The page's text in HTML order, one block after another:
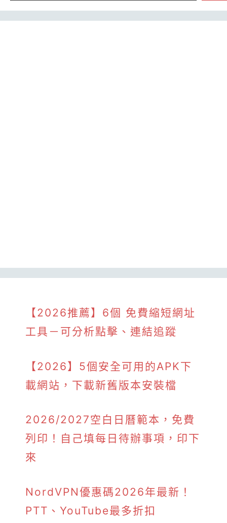
【2026推薦】6個 免費縮短網址
工具－可分析點擊、連結追蹤
【2026】5個安全可用的APK下
載網站，下載新舊版本安裝檔
2026/2027空白日曆範本，免費
列印！自己填每日待辦事項，印下
來
NordVPN優惠碼2026年最新！
PTT、YouTube最多折扣